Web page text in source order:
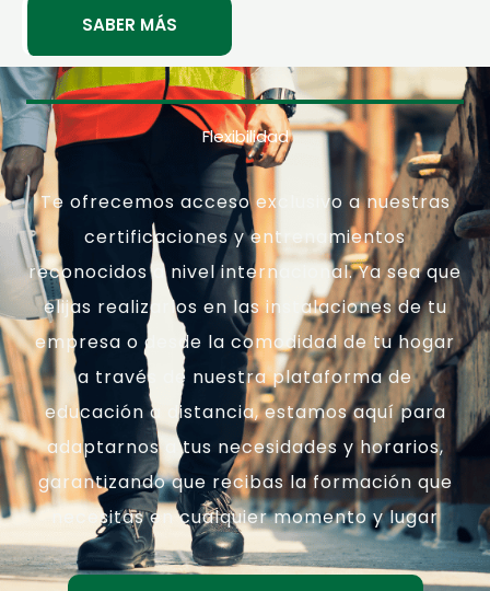
SABER MÁS
Flexibilidad
Te ofrecemos acceso exclusivo a nuestras
certificaciones y entrenamientos
reconocidos a nivel internacional. Ya sea que
elijas realizarlos en las instalaciones de tu
empresa o desde la comodidad de tu hogar
a través de nuestra plataforma de
educación a distancia, estamos aquí para
adaptarnos a tus necesidades y horarios,
garantizando que recibas la formación que
necesitas en cualquier momento y lugar